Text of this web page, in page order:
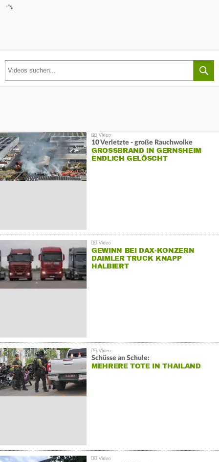
10 Verletzte - große Rauchwolke
GROSSBRAND IN GERNSHEIM E
NDLICH GELÖSCHT
GEWINN BEI DAX-KONZERN
DAIMLER TRUCK KNAPP
HALBIERT
Schüsse an Schule:
MEHRERE TOTE IN THAILAND